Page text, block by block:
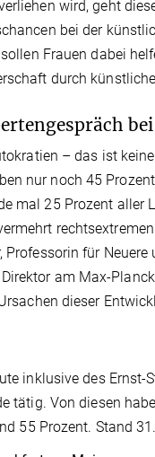
wird, geht
bei der
Frauen dabei
durch
– das ist
nur noch 45
mal 25 Prozent aller
für
am Max-
dieser
inklusive des
tätig. Von diesen
55 Prozent. Stand